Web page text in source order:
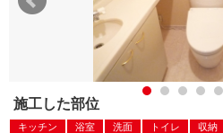
施工した部位
キッチン 浴室 洗面 トイレ 収納